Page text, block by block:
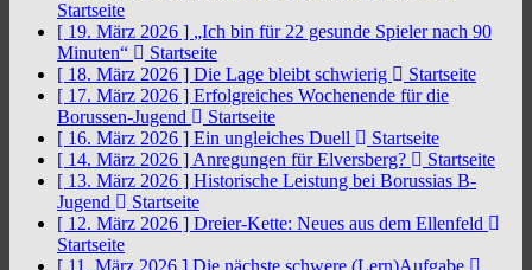
Startseite
[ 19. März 2026 ] „Ich bin für 22 gesunde Spieler nach 90
Minuten“
Startseite
[ 18. März 2026 ] Die Lage bleibt schwierig
Startseite
[ 17. März 2026 ] Erfolgreiches Wochenende für die
Borussen-Jugend
Startseite
[ 16. März 2026 ] Ein ungleiches Duell
Startseite
[ 14. März 2026 ] Anregungen für Elversberg?
Startseite
[ 13. März 2026 ] Historische Leistung bei Borussias B-
Jugend
Startseite
[ 12. März 2026 ] Dreier-Kette: Neues aus dem Ellenfeld
Startseite
[ 11. März 2026 ] Die nächste schwere (Lern)Aufgabe